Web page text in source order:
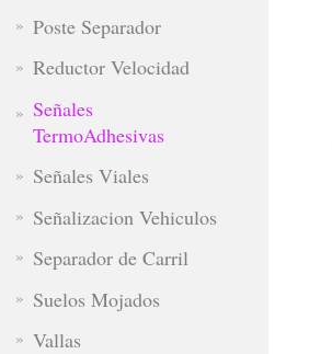
Poste Separador
Reductor Velocidad
Señales
TermoAdhesivas
Señales Viales
Señalizacion Vehiculos
Separador de Carril
Suelos Mojados
Vallas